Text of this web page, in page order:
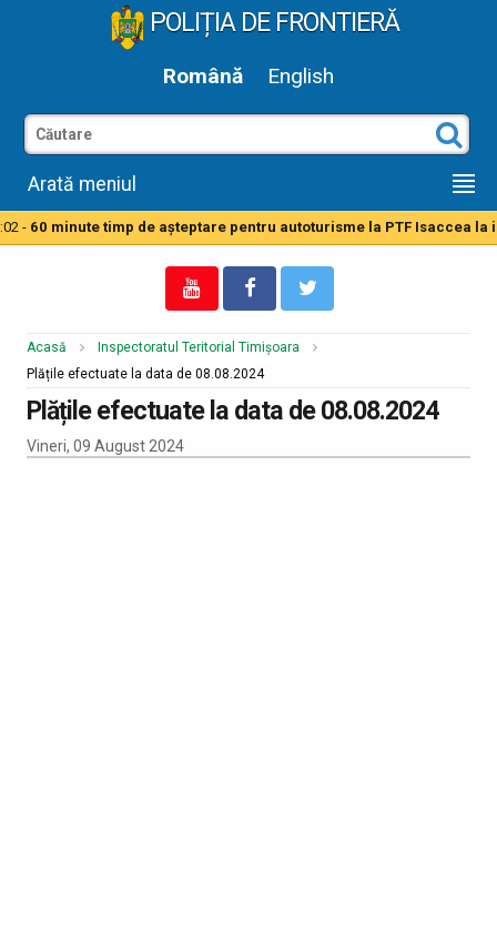
POLIȚIA DE FRONTIERĂ
Română English
Arată meniul
- 60 minute timp de aşteptare pentru autoturisme la PTF Isaccea
Acasă
Inspectoratul Teritorial Timișoara
Plățile efectuate la data de 08.08.2024
Plățile efectuate la data de 08.08.2024
Vineri, 09 August 2024